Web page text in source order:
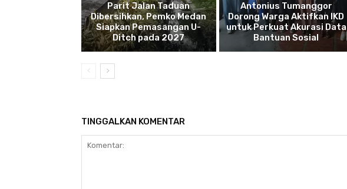
Parit Jalan Taduan
Dibersihkan, Pemko Medan
Siapkan Pemasangan U-
Ditch pada 2027
Antonius Tumanggor
Dorong Warga Aktifkan IKD
untuk Perkuat Akurasi Data
Bantuan Sosial
TINGGALKAN KOMENTAR